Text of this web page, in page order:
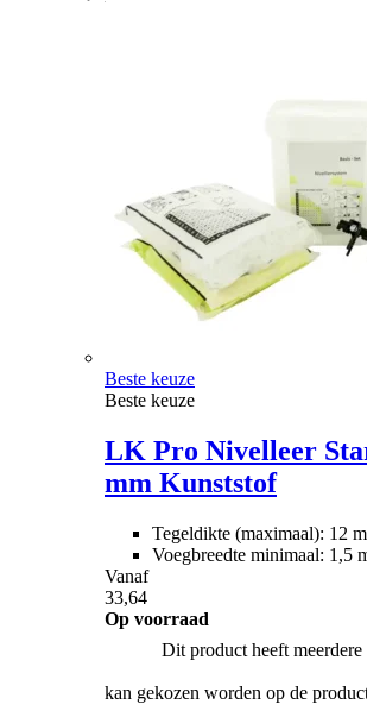
Beste keuze
Beste keuze
LK Pro Nivelleer
mm Kunststof
Tegeldikte (maximaal): 12
Voegbreedte minimaal: 1,5
Vanaf
33,64
Op voorraad
Dit product heeft
kan gekozen worden op de